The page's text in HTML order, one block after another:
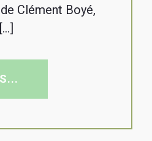
Clément Boyé,